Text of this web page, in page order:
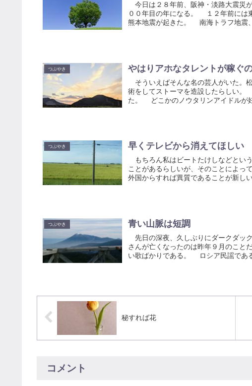
今日は２８年前、阪神・淡路大震災
００年目の年になる。 １２年前には
熊本地震が起きた。 南海トラフ地震
つぶやき やはりアホなタレントが稼ぐ
そういえばそんな名の芸人がいた。
術をしてストーマを造設したらしい
た。 どこかのノウタリンアイドルが
つぶやき 早くテレビから消えてほしい
もちろん私はビートたけしなどとい
ことがあるらしいが、そのことによっ
外国からすれば異質であることが新
つぶやき 青い山脈は短調
先日の深夜、久しぶりにダークダッ
さんが亡くなったのは昨年９月のこ
い歌ばかりである。 ロシア民謡であ
秘すれば花
コメント